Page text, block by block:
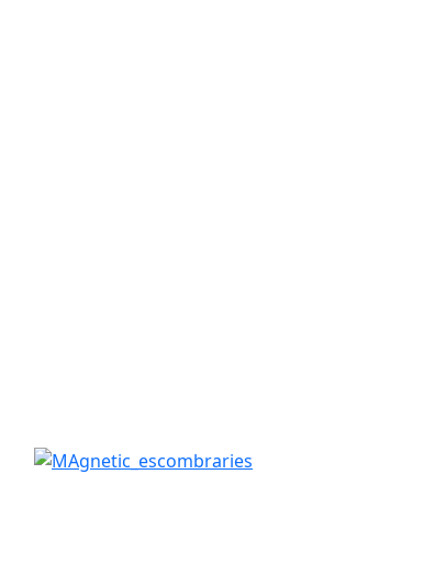
MAgnetic_escombraries